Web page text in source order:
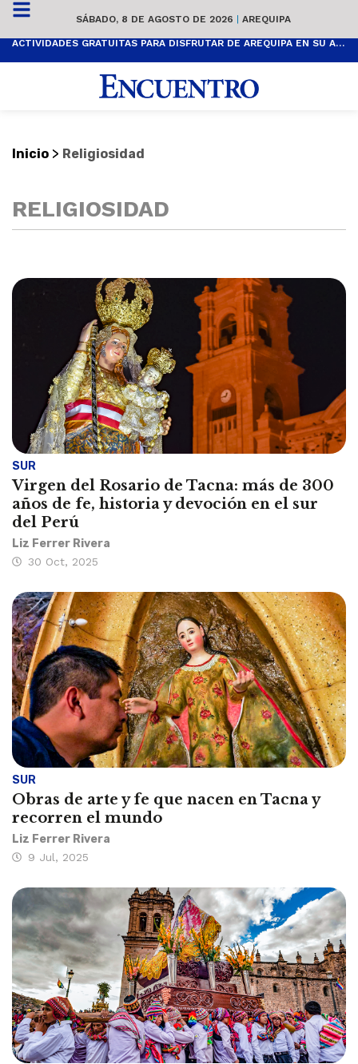
SÁBADO, 8 DE AGOSTO DE 2026 | AREQUIPA
ACTIVIDADES GRATUITAS PARA DISFRUTAR DE AREQUIPA EN SU ANIVERSARIO
Inicio > Religiosidad
RELIGIOSIDAD
SUR
Virgen del Rosario de Tacna: más de 300
años de fe, historia y devoción en el sur
del Perú
Liz Ferrer Rivera
30 Oct, 2025
SUR
Obras de arte y fe que nacen en Tacna y
recorren el mundo
Liz Ferrer Rivera
9 Jul, 2025